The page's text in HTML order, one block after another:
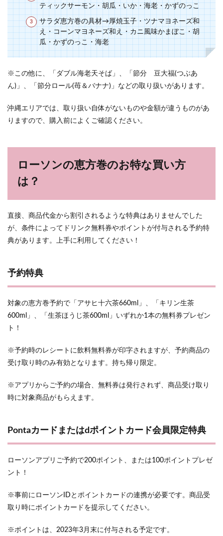
ティックサーモン・胡瓜・いか・海老・かずのっこ
サラダ恵方巻の具材→厚焼玉子・ツナマヨネーズ和
え・コーンマヨネーズ和え・カニ風味かまぼこ・胡
瓜・かずのっこ・海老
※この他に、「ダブル海老天そば」、「節分 豆大福(つぶあ
ん)」、「節分ロール(苺＆バナナ)」などの取り扱いがあります。
沖縄エリアでは、取り扱い自体がないものや金額が違うものがあ
りますので、購入前によくご確認ください。
ローソンの恵方巻のお特な買い方
は？
直接、商品代金から割引されるような特典はありませんでした
が、条件によってドリンク無料券やポイントが付与される予約特
典があります。上手に利用してください！
予約特典
対象の恵方巻予約で「アサヒ十六茶660ml」、「キリン生茶
600ml」、「生茶ほうじ茶600ml」いずれか1本の無料券プレゼン
ト！
※予約時のレシートに飲料無料券が印字されますが、予約商品の
受け取り時のみ有効となります。持ち帰り限定。
※アプリからご予約の場合、無料券は発行されず、商品受け取り
時に対象商品がもらえます。
Pontaカードまたはdポイントカード会員限定特典
ローソンアプリご予約で200ポイント、または100ポイントプレゼ
ント！
※事前にローソンIDとポイントカードの連携が必要です。商品受
取り時にポイントカードを提示してください。
※ポイントは、2023年3月末に付与される予定です。